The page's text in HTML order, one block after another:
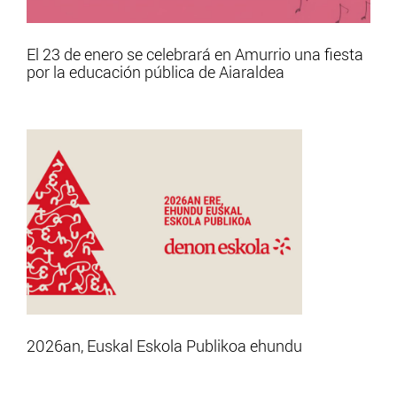
El 23 de enero se celebrará en Amurrio una fiesta
por la educación pública de Aiaraldea
2026an, Euskal Eskola Publikoa ehundu